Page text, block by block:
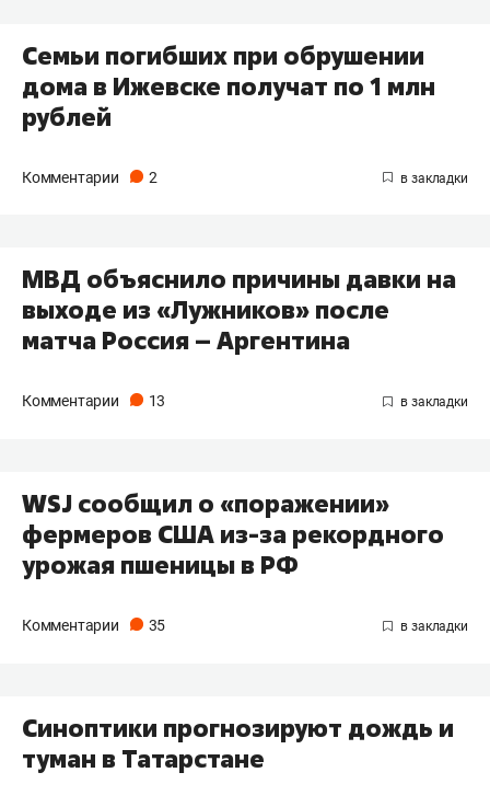
Семьи погибших при обрушении
дома в Ижевске получат по 1 млн
рублей
Комментарии 2
МВД объяснило причины давки на
выходе из «Лужников» после
матча Россия – Аргентина
Комментарии 13
WSJ сообщил о «поражении»
фермеров США из-за рекордного
урожая пшеницы в РФ
Комментарии 35
Синоптики прогнозируют дождь и
туман в Татарстане